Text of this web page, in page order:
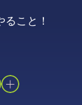
こと！